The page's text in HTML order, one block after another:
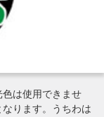
は使用できませ
ります。うちわは